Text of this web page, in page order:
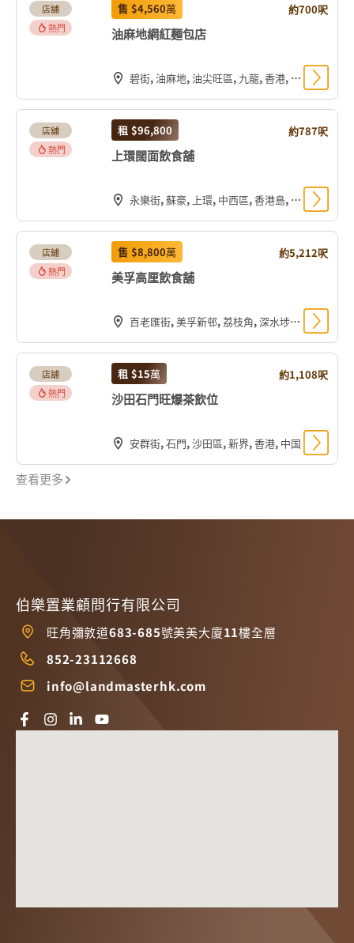
查看更多
店舖
熱門
售 $4,560萬 約700呎
油麻地網紅麵包店
碧街, 油麻地, 油尖旺區, 九龍, 香港, 中国
店舖
熱門
租 $96,800 約787呎
上環闊面飲食舖
永樂街, 蘇豪, 上環, 中西區, 香港島, 香港, 中国
店舖
熱門
售 $8,800萬 約5,212呎
美孚高厘飲食舖
百老匯街, 美孚新邨, 荔枝角, 深水埗區, 九龍, 香港, 中国
店舖
熱門
租 $15萬 約1,108呎
沙田石門旺爆茶飲位
安群街, 石門, 沙田區, 新界, 香港, 中国
伯樂置業顧問行有限公司
旺角彌敦道683-685號美美大廈11樓全層
852-23112668
info@landmasterhk.com